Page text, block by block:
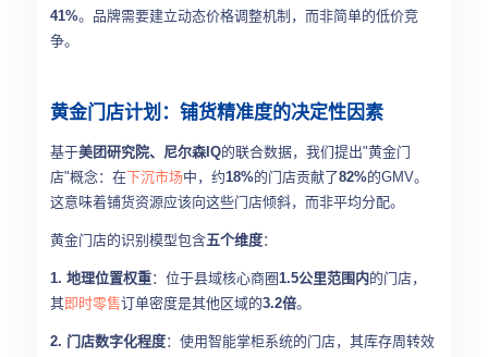
41%。品牌需要建立动态价格调整机制，而非简单的低价竞
争。
黄金门店计划：铺货精准度的决定性因素
基于美团研究院、尼尔森IQ的联合数据，我们提出"黄金门
店"概念：在下沉市场中，约18%的门店贡献了82%的GMV。
这意味着铺货资源应该向这些门店倾斜，而非平均分配。
黄金门店的识别模型包含五个维度：
1. 地理位置权重：位于县域核心商圈1.5公里范围内的门店，
其即时零售订单密度是其他区域的3.2倍。
2. 门店数字化程度：使用智能掌柜系统的门店，其库存周转效